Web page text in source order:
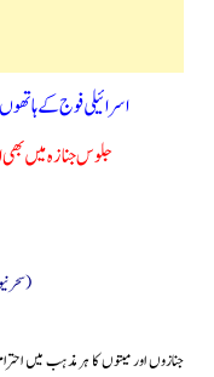
اسرائیلی فوج کے
جلوس جنازہ میں
جنازوں اور میتوں کا ہر مذہب میں